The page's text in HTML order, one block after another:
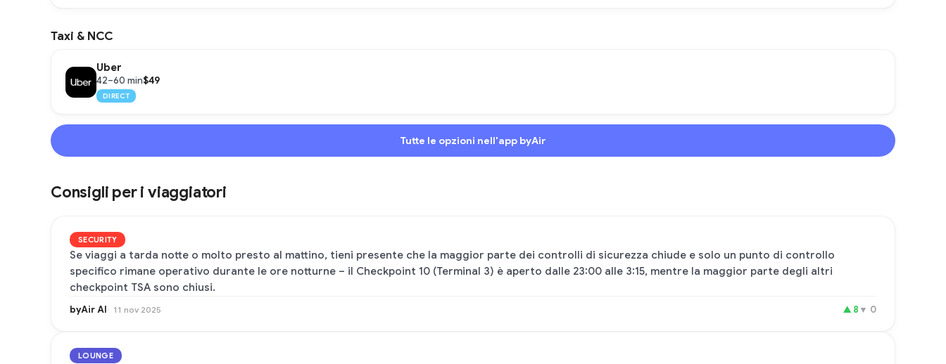
Taxi & NCC
Uber
42–60 min$49
DIRECT
Tutte le opzioni nell'app byAir
Consigli per i viaggiatori
SECURITY
Se viaggi a tarda notte o molto presto al mattino, tieni presente che la maggior parte dei controlli di sicurezza chiude e solo un punto di controllo
specifico rimane operativo durante le ore notturne – il Checkpoint 10 (Terminal 3) è aperto dalle 23:00 alle 3:15, mentre la maggior parte degli altri
checkpoint TSA sono chiusi.
byAir AI 11 nov 2025 ▲ 8 ▼ 0
LOUNGE